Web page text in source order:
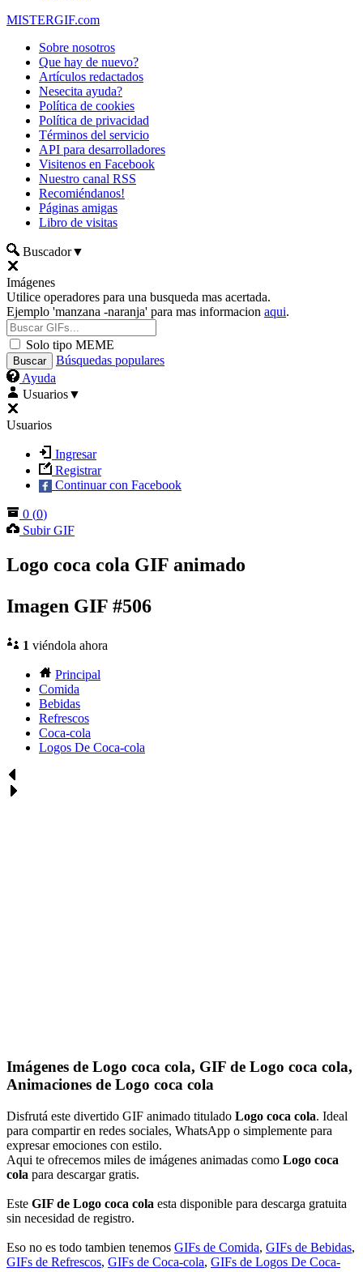
MISTERGIF.com
Sobre nosotros
Que hay de nuevo?
Artículos redactados
Nesecita ayuda?
Política de cookies
Política de privacidad
Términos del servicio
API para desarrolladores
Visitenos en Facebook
Nuestro canal RSS
Recomiéndanos!
Páginas amigas
Libro de visitas
Buscador▼
Imágenes
Utilice operadores para una busqueda mas acertada.
Ejemplo 'manzana -naranja' para mas informacion aqui.
Solo tipo MEME
Búsquedas populares
Ayuda
Usuarios▼
Usuarios
Ingresar
Registrar
Continuar con Facebook
0 (0)
Subir GIF
Logo coca cola GIF animado
Imagen GIF #506
1 viéndola ahora
Principal
Comida
Bebidas
Refrescos
Coca-cola
Logos De Coca-cola
Imágenes de Logo coca cola, GIF de Logo coca cola,
Animaciones de Logo coca cola
Disfrutá este divertido GIF animado titulado Logo coca cola. Ideal
para compartir en redes sociales, WhatsApp o simplemente para
expresar emociones con estilo.
Aqui te ofrecemos miles de imágenes animadas como Logo coca
cola para descargar gratis.
Este GIF de Logo coca cola esta disponible para descarga gratuita
sin necesidad de registro.
Eso no es todo tambien tenemos GIFs de Comida, GIFs de Bebidas,
GIFs de Refrescos, GIFs de Coca-cola, GIFs de Logos De Coca-